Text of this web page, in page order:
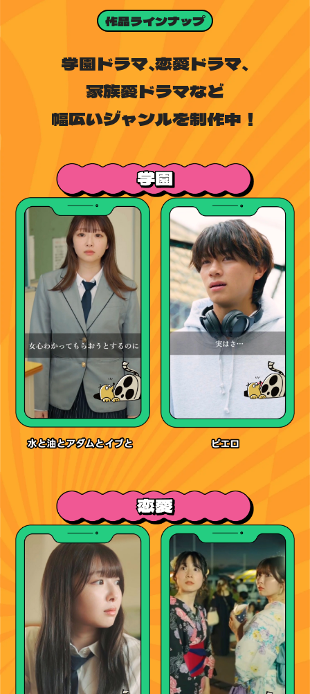
作品ラインナップ
学園ドラマ、恋愛ドラマ、
家族愛ドラマなど
幅広いジャンルを制作中！